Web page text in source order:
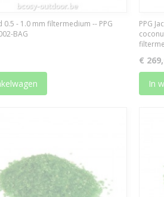
0.5 - 1.0 mm filtermedium -- PPG
BAG
PPG
€
In